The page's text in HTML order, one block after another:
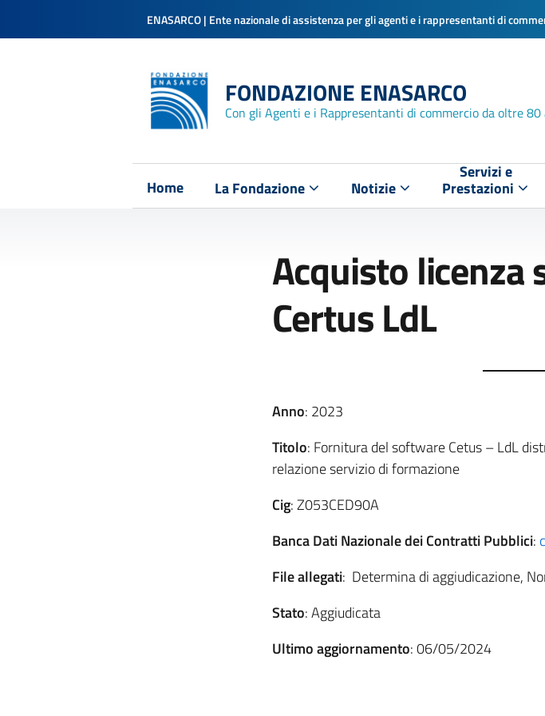
ENASARCO | Ente nazionale di assistenza per gli agenti e i rappresentanti di
FONDAZIONE ENASARCO
Con gli Agenti e i Rappresentanti di commercio da oltre 80
Home La Fondazione Notizie
Servizi e
Prestazioni
Acquisto licenza
Certus LdL
Anno: 2023
Titolo: Fornitura del software Cetus – LdL
relazione servizio di formazione
Cig: Z053CED90A
Banca Dati Nazionale dei Contratti Pubblici:
File allegati: Determina di aggiudicazione,
Stato: Aggiudicata
Ultimo aggiornamento: 06/05/2024